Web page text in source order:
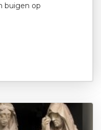
buigen op